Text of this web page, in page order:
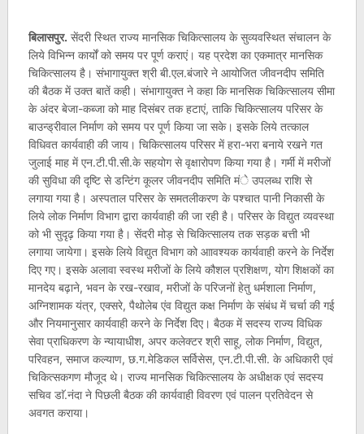
बिलासपुर. सेंदरी स्थित राज्य मानसिक चिकित्सालय के सुव्यवस्थित संचालन के
लिये विभिन्न कार्यों को समय पर पूर्ण कराएं। यह प्रदेश का एकमात्र मानसिक
चिकित्सालय है। संभागायुक्त श्री बी.एल.बंजारे ने आयोजित जीवनदीप समिति
की बैठक में उक्त बातें कही। संभागायुक्त ने कहा कि मानसिक चिकित्सालय सीमा
के अंदर बेजा-कब्जा को माह दिसंबर तक हटाएं, ताकि चिकित्सालय परिसर के
बाउन्ड्रीवाल निर्माण को समय पर पूर्ण किया जा सके। इसके लिये तत्काल
विधिवत कार्यवाही की जाय। चिकित्सालय परिसर में हरा-भरा बनाये रखने गत
जुलाई माह में एन.टी.पी.सी.के सहयोग से वृक्षारोपण किया गया है। गर्मी में मरीजों
की सुविधा की दृष्टि से डन्टिंग कूलर जीवनदीप समिति मंे उपलब्ध राशि से
लगाया गया है। अस्पताल परिसर के समतलीकरण के पश्चात पानी निकासी के
लिये लोक निर्माण विभाग द्वारा कार्यवाही की जा रही है। परिसर के विद्युत व्यवस्था
को भी सुदृढ़ किया गया है। सेंदरी मोड़ से चिकित्सालय तक सड़क बत्ती भी
लगाया जायेगा। इसके लिये विद्युत विभाग को आावश्यक कार्यवाही करने के निर्देश
दिए गए। इसके अलावा स्वस्थ मरीजों के लिये कौशल प्रशिक्षण, योग शिक्षकों का
मानदेय बढ़ाने, भवन के रख-रखाव, मरीजों के परिजनों हेतु धर्मशाला निर्माण,
अग्निशामक यंत्र, एक्सरे, पैथोलेब एंव विद्युत कक्ष निर्माण के संबंध में चर्चा की गई
और नियमानुसार कार्यवाही करने के निर्देश दिए। बैठक में सदस्य राज्य विधिक
सेवा प्राधिकरण के न्यायाधीश, अपर कलेक्टर श्री साहू, लोक निर्माण, विद्युत,
परिवहन, समाज कल्याण, छ.ग.मेडिकल सर्विसेस, एन.टी.पी.सी. के अधिकारी एवं
चिकित्सकगण मौजूद थे। राज्य मानसिक चिकित्सालय के अधीक्षक एवं सदस्य
सचिव डाॅ.नंदा ने पिछली बैठक की कार्यवाही विवरण एवं पालन प्रतिवेदन से
अवगत कराया।